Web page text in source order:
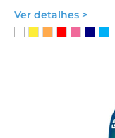
Ver detalhes >